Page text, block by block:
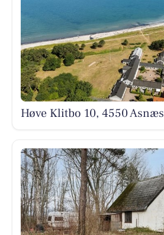
Høve Klitbo 10, 4550 Asnæs